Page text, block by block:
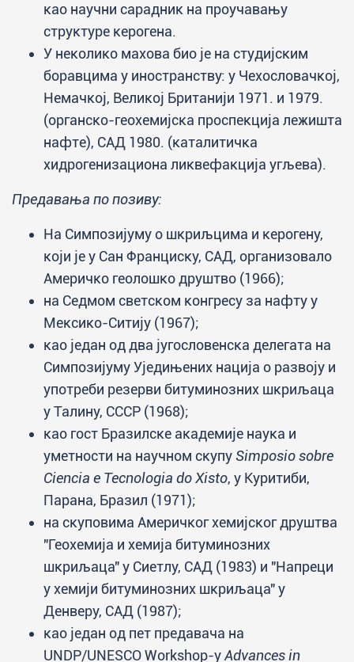
као научни сарадник на проучавању
структуре керогена.
У неколико махова био је на студијским
боравцима у иностранству: у Чехословачкој,
Немачкој, Великој Британији 1971. и 1979.
(органско-геохемијска проспекција лежишта
нафте), САД 1980. (каталитичка
хидрогенизациона ликвефакција угљева).
Предавања по позиву:
На Симпозијуму о шкриљцима и керогену,
који је у Сан Франциску, САД, организовало
Америчко геолошко друштво (1966);
на Седмом светском конгресу за нафту у
Мексико-Ситију (1967);
као један од два југословенска делегата на
Симпозијуму Уједињених нација о развоју и
употреби резерви битуминозних шкриљаца
у Талину, СССР (1968);
као гост Бразилске академије наука и
уметности на научном скупу Simposio sobre
Ciencia e Tecnologia do Xisto, у Куритиби,
Парана, Бразил (1971);
на скуповима Америчког хемијског друштва
"Геохемија и хемија битуминозних
шкриљаца" у Сиетлу, САД (1983) и "Напреци
у хемији битуминозних шкриљаца" у
Денверу, САД (1987);
као један од пет предавача на
UNDP/UNESCO Workshop-уAdvances in